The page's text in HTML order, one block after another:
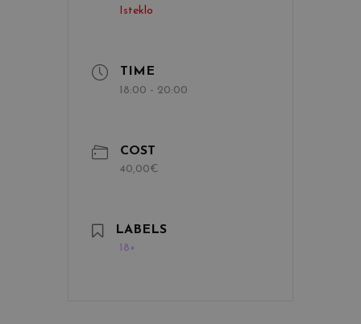
Isteklo
TIME
18:00 - 20:00
COST
40,00€
LABELS
18+